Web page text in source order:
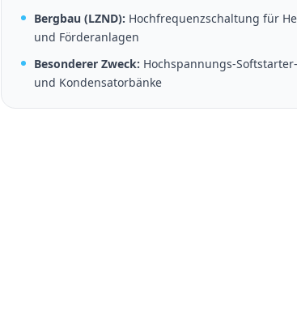
Bergbau (LZND): Hochfrequenzschaltung für
und Förderanlagen
Besonderer Zweck: Hochspannungs-
und Kondensatorbänke